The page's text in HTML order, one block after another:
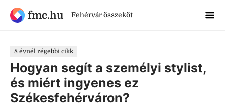
fmc.hu Fehérvár összeköt
8 évnél régebbi cikk
Hogyan segít a személyi stylist,
és miért ingyenes ez
Székesfehérváron?